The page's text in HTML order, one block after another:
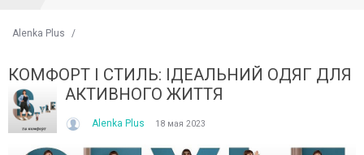
Alenka Plus /
КОМФОРТ І СТИЛЬ: ІДЕАЛЬНИЙ ОДЯГ ДЛЯ
АКТИВНОГО ЖИТТЯ
Alenka Plus 18 мая 2023